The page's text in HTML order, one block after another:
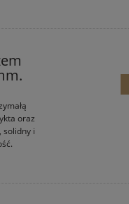
oraz
solidny i